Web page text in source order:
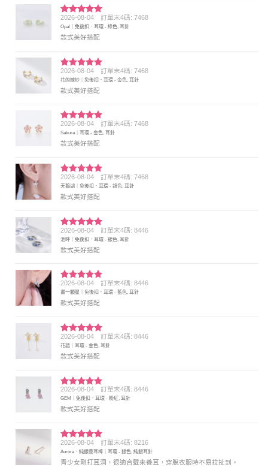
評分5 滿
分 5
2026-08-04 訂單末4碼: 7468
Opal｜免後扣．耳環 - 綠色, 耳針
款式美好搭配
評分5滿
分 5
2026-08-04 訂單末4碼: 7468
花的嫁紗｜免後扣．耳環 - 金色, 耳針
款式美好搭配
評分5 滿
分 5
2026-08-04 訂單末4碼: 7468
Sakura｜耳環 - 金色, 耳針
款式美好搭配
評分5 滿
分 5
2026-08-04 訂單末4碼: 7468
天鵝湖｜免後扣．耳環 - 銀色, 耳針
款式美好搭配
評分5滿
分 5
2026-08-04 訂單末4碼: 8446
池畔｜免後扣．耳環 - 銀色, 耳針
款式美好搭配
評分5 滿
分 5
2026-08-04 訂單末4碼: 8446
畫一顆星｜免後扣．耳環 - 藍色, 耳針
款式美好搭配
評分5 滿
分 5
2026-08-04 訂單末4碼: 8446
花語｜耳環 - 金色, 耳針
款式美好搭配
評分5 滿
分 5
2026-08-04 訂單末4碼: 8446
GEM｜免後扣．耳環 - 粉紅, 耳針
款式美好搭配
評分5 滿
分 5
2026-08-04 訂單末4碼: 8216
Aurora．純銀養耳棒｜耳環 - 銀色, 純銀耳針
青少女剛打耳洞，很適合戴來養耳，穿脫衣服時不易拉扯到。